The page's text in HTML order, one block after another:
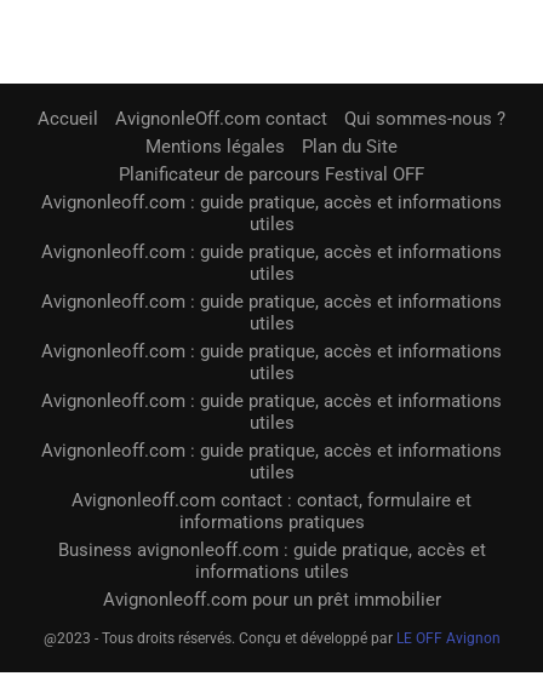
Accueil AvignonleOff.com contact
Qui sommes-nous ?
Mentions légales
Plan du Site
Planificateur de parcours Festival OFF
Avignonleoff.com : guide pratique, accès et informations
utiles
Avignonleoff.com : guide pratique, accès et informations
utiles
Avignonleoff.com : guide pratique, accès et informations
utiles
Avignonleoff.com : guide pratique, accès et informations
utiles
Avignonleoff.com : guide pratique, accès et informations
utiles
Avignonleoff.com : guide pratique, accès et informations
utiles
Avignonleoff.com contact : contact, formulaire et
informations pratiques
Business avignonleoff.com : guide pratique, accès et
informations utiles
Avignonleoff.com pour un prêt immobilier
@2023 - Tous droits réservés. Conçu et développé par LE OFF Avignon